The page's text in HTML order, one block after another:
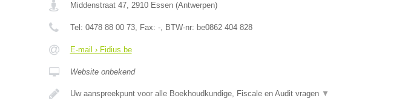
Middenstraat 47, 2910 Essen(Antwerpen)
Tel: 0478 88 00 73, Fax: -, BTW-nr: be0862 404 828
E-mail › Fidius.be
Website onbekend
Uw aanspreekpunt voor alle Boekhoudkundige, Fiscale en Audit vragen ▼